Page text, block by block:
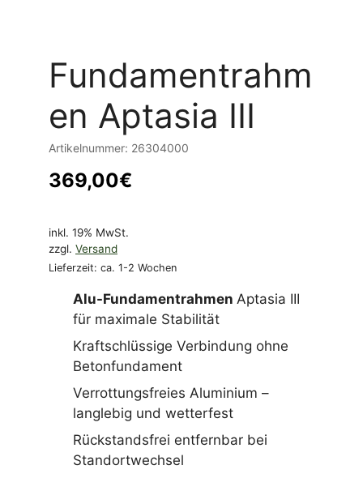
Fundamentrahm
en Aptasia III
Artikelnummer: 26304000
369,00€
inkl. 19% MwSt.
zzgl. Versand
Lieferzeit: ca. 1-2 Wochen
Alu-Fundamentrahmen Aptasia III
für maximale Stabilität
Kraftschlüssige Verbindung ohne
Betonfundament
Verrottungsfreies Aluminium –
langlebig und wetterfest
Rückstandsfrei entfernbar bei
Standortwechsel